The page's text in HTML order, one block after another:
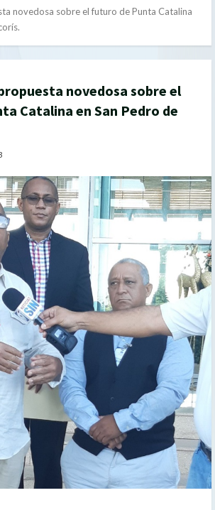
novedosa sobre el futuro de Punta Catalina
novedosa sobre el
Catalina en San Pedro de